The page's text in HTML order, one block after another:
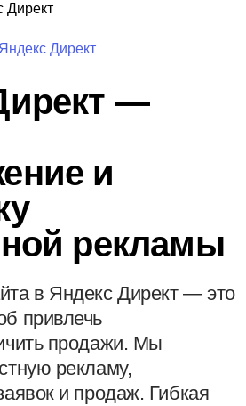
Директ
Яндекс Директ
—
и
рекламы
в Яндекс Директ — это
привлечь
продажи. Мы
рекламу,
и продаж. Гибкая